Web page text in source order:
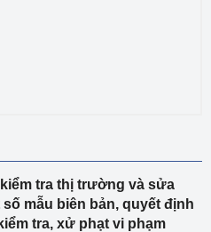
tra thị trường và sửa
mẫu biên bản, quyết định
tra, xử phạt vi phạm